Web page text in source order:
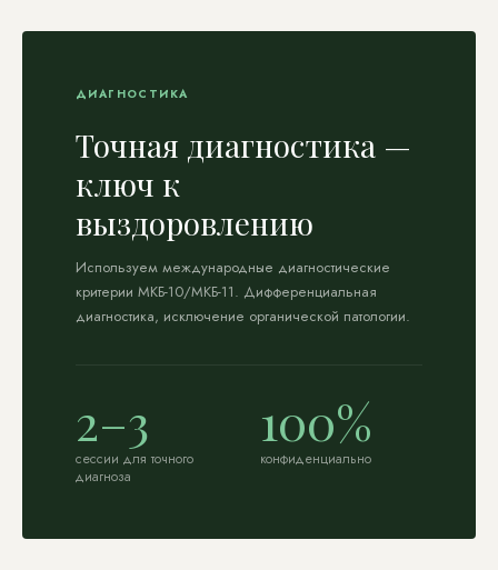
ДИАГНОСТИКА
Точная диагностика —
ключ к
выздоровлению
Используем международные диагностические
критерии МКБ-10/МКБ-11. Дифференциальная
диагностика, исключение органической патологии.
2–3
сессии для точного
диагноза
100%
конфиденциально